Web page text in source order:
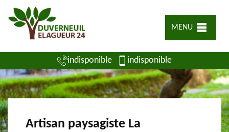
MENU
indisponible indisponible
Artisan paysagiste La